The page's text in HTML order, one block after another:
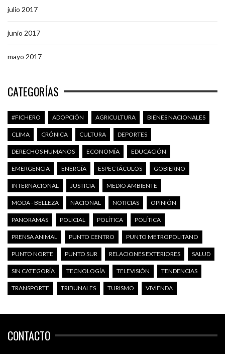
julio 2017
junio 2017
mayo 2017
CATEGORÍAS
#FICHERO ADOPCIÓN AGRICULTURA BIENES NACIONALES
CLIMA CRÓNICA CULTURA DEPORTES
DERECHOS HUMANOS ECONOMÍA EDUCACIÓN
EMERGENCIA ENERGÍA ESPECTÁCULOS GOBIERNO
INTERNACIONAL JUSTICIA MEDIO AMBIENTE
MODA - BELLEZA NACIONAL NOTICIAS OPINIÓN
PANORAMAS POLICIAL POLÍTICA POLÍTICA
PRENSA ANIMAL PUNTO CENTRO PUNTO METROPOLITANO
PUNTO NORTE PUNTO SUR RELACIONES EXTERIORES SALUD
SIN CATEGORÍA TECNOLOGÍA TELEVISIÓN TENDENCIAS
TRANSPORTE TRIBUNALES TURISMO VIVIENDA
CONTACTO